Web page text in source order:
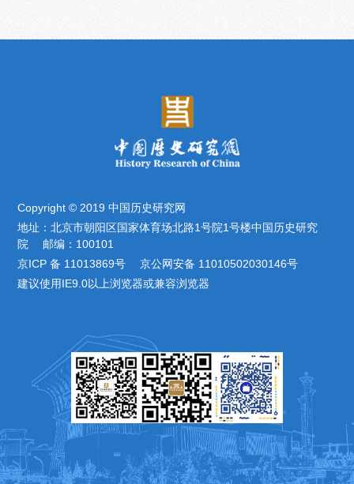
Copyright © 2019 中国历史研究网
地址：北京市朝阳区国家体育场北路1号院1号楼中国历史研究
院 邮编：100101
京ICP 备 11013869号 京公网安备 11010502030146号
建议使用IE9.0以上浏览器或兼容浏览器